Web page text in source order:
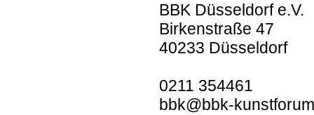
BBK Düsseldorf e.V.
Birkenstraße 47
40233 Düsseldorf
0211 354461
bbk@bbk-